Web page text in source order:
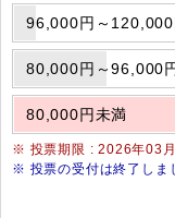
96,000円～120,000
80,000円～96,000
80,000円未満
※ 投票期限 : 2026年03
※ 投票の受付は終了しま